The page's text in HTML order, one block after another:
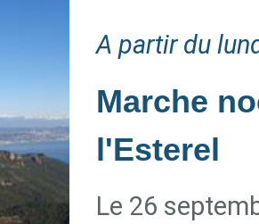
A partir du
Marche
l'Esterel
Le 26